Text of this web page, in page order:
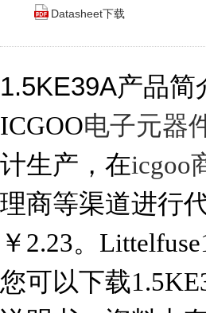
Datasheet下载
1.5KE39A产品简
ICGOO电子元器
计生产，在icgoo
理商等渠道进行
￥2.23。
您可以下载